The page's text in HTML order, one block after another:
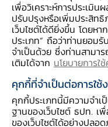
แถลงข่าวร่วมธนาค
กลางสิงคโปร์
ระดับความมั่นคงป
ทุจริตทางการเงิน
24 ก.ค. 2569
ติดต่อ : :ฝ่ายความร่วม
เพื่อวิเคราะห์การประเมิ
ปรับปรุงหรือเพิ่มประสิทธิ
เว็บไซต์ได้ดียิ่งขึ้น โดยห
ประเภท” ถือว่าท่านยอม
จำเป็นด้วย ซึ่งท่านสามา
เติมได้จาก นโยบายการ
คุกกี้ที่จำเป็นต่อการใช้
คุกกี้ประเภทนี้มีความจำเ
ฐานของเว็บไซต์ ธปท. เพื่
ของเว็บไซต์ได้อย่างปลอ